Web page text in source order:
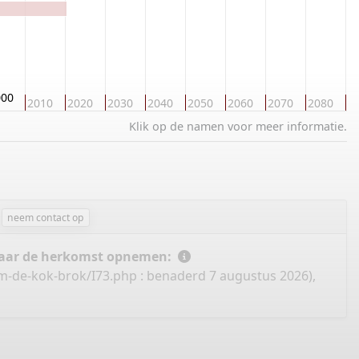
2010 2020 2030 2040 2050 2060 2070 2080
Klik op de namen voor meer informatie.
neem contact op
de herkomst opnemen:
de-kok-brok/I73.php : benaderd 7 augustus 2026),